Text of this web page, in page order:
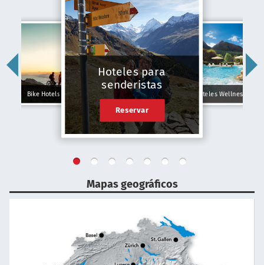
Bike Hotels
Hoteles para
senderistas
Reservar
Hoteles Wellness
Mapas geográficos